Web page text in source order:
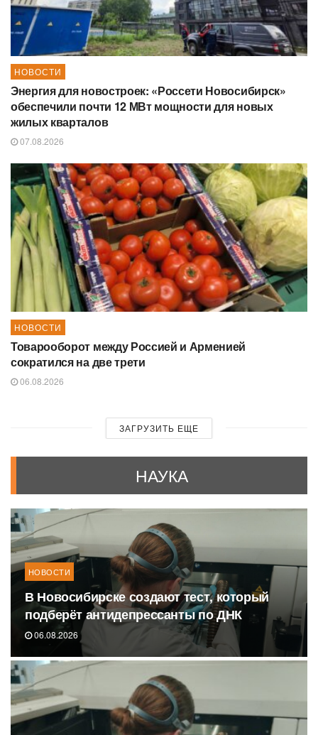
НОВОСТИ
Энергия для новостроек: «Россети Новосибирск»
обеспечили почти 12 МВт мощности для новых
жилых кварталов
07.08.2026
НОВОСТИ
Товарооборот между Россией и Арменией
сократился на две трети
06.08.2026
ЗАГРУЗИТЬ ЕЩЕ
НАУКА
НОВОСТИ
В Новосибирске создают тест, который
подберёт антидепрессанты по ДНК
06.08.2026